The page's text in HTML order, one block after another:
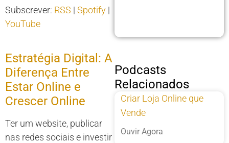
Subscrever: RSS | Spotify |
YouTube
Estratégia Digital: A
Diferença Entre
Estar Online e
Crescer Online
Ter um website, publicar
nas redes sociais e investir
Podcasts
Relacionados
Criar Loja Online que
Vende
Ouvir Agora